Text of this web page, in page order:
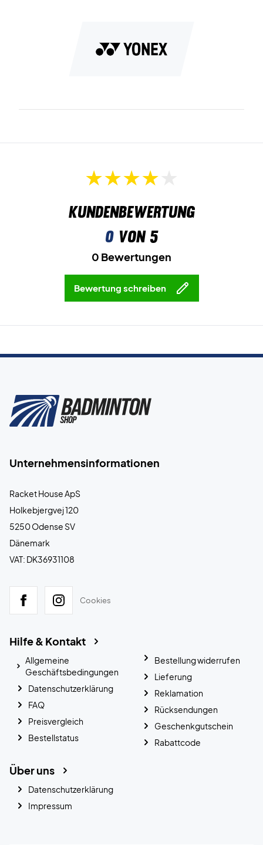
Kundenbewertung
0von 5
0 Bewertungen
Bewertung schreiben
Unternehmensinformationen
Racket House ApS
Holkebjergvej 120
5250 Odense SV
Dänemark
VAT: DK36931108
Cookies
Hilfe & Kontakt
Allgemeine
Geschäftsbedingungen
Datenschutzerklärung
FAQ
Preisvergleich
Bestellstatus
Bestellung widerrufen
Lieferung
Reklamation
Rücksendungen
Geschenkgutschein
Rabattcode
Über uns
Datenschutzerklärung
Impressum